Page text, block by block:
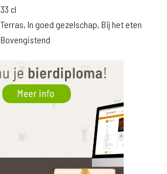
33 cl
Terras, In goed gezelschap, Bij het eten
Bovengistend